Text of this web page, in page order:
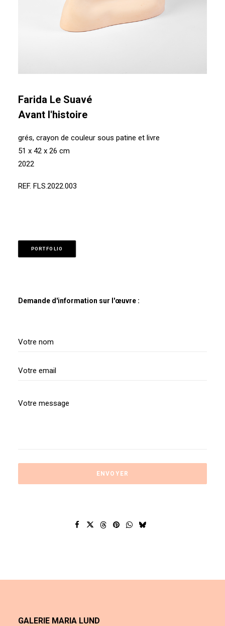
Farida Le Suavé
Avant l'histoire
grés, crayon de couleur sous patine et livre
51 x 42 x 26 cm
2022
REF. FLS.2022.003
PORTFOLIO
Demande d'information sur l'œuvre :
GALERIE MARIA LUND